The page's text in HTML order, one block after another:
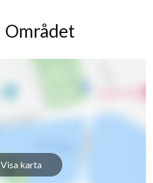
Området
Visa karta